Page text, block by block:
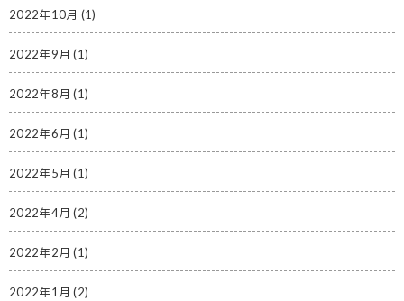
2022年10月 (1)
2022年9月 (1)
2022年8月 (1)
2022年6月 (1)
2022年5月 (1)
2022年4月 (2)
2022年2月 (1)
2022年1月 (2)